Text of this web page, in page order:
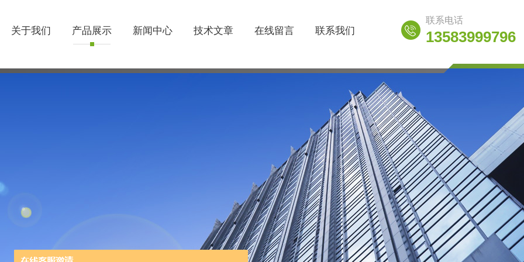
关于我们 产品展示 新闻中心 技术文章 在线留言 联系我们
联系电话
13583999796